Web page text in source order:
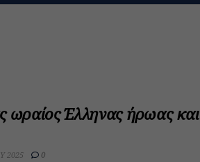
ωραίος Έλληνας ήρωας και
2025 0